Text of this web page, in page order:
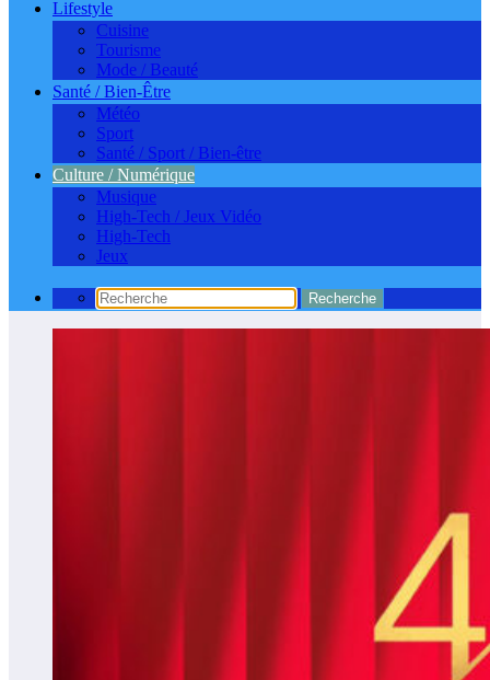
Lifestyle
Cuisine
Tourisme
Mode / Beauté
Santé / Bien-Être
Météo
Sport
Santé / Sport / Bien-être
Culture / Numérique
Musique
High-Tech / Jeux Vidéo
High-Tech
Jeux